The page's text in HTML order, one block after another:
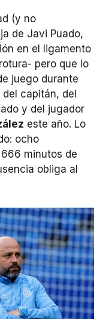
(y no
de Javi Puado,
en el ligamento
pero que lo
juego durante
capitán, del
y del jugador
este año. Lo
ocho
minutos de
obliga al